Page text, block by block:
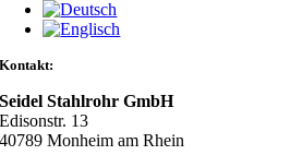
Kontakt:
Seidel Stahlrohr GmbH
Edisonstr. 13
40789 Monheim am Rhein